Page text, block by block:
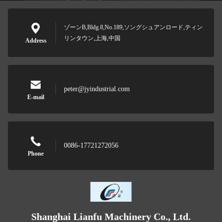
Address
ゾーンB,Bldg.8,No.189,ソングシュアンロード,ティン
リンタウン,上海,中国
E-mail
peter@jyindustrial.com
Phone
0086-17721272056
Shanghai Lianfu Machinery Co., Ltd.